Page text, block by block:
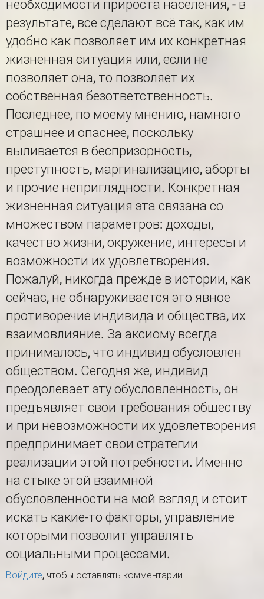
необходимости прироста населения, - в
результате, все сделают всё так, как им
удобно как позволяет им их конкретная
жизненная ситуация или, если не
позволяет она, то позволяет их
собственная безответственность.
Последнее, по моему мнению, намного
страшнее и опаснее, поскольку
выливается в беспризорность,
преступность, маргинализацию, аборты
и прочие неприглядности. Конкретная
жизненная ситуация эта связана со
множеством параметров: доходы,
качество жизни, окружение, интересы и
возможности их удовлетворения.
Пожалуй, никогда прежде в истории, как
сейчас, не обнаруживается это явное
противоречие индивида и общества, их
взаимовлияние. За аксиому всегда
принималось, что индивид обусловлен
обществом. Сегодня же, индивид
преодолевает эту обусловленность, он
предъявляет свои требования обществу
и при невозможности их удовлетворения
предпринимает свои стратегии
реализации этой потребности. Именно
на стыке этой взаимной
обусловленности на мой взгляд и стоит
искать какие-то факторы, управление
которыми позволит управлять
социальными процессами.
Войдите, чтобы оставлять комментарии